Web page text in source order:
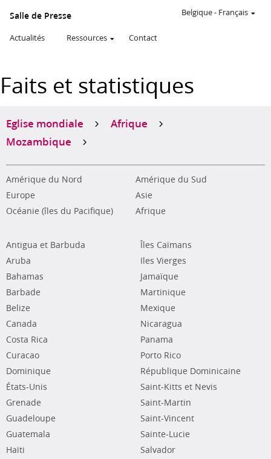
Salle de Presse
Actualités Ressources Contact
Belgique- Français
Faits et statistiques
Eglise mondiale
Afrique
Mozambique
Amérique du Nord
Amérique du Sud
Europe
Asie
Océanie (îles du Pacifique)
Afrique
Antigua et Barbuda
Aruba
Bahamas
Barbade
Belize
Canada
Costa Rica
Curacao
Dominique
États-Unis
Grenade
Guadeloupe
Guatemala
Haïti
Îles Caïmans
Iles Vierges
Jamaïque
Martinique
Mexique
Nicaragua
Panama
Porto Rico
République Dominicaine
Saint-Kitts et Nevis
Saint-Martin
Saint-Vincent
Sainte-Lucie
Salvador